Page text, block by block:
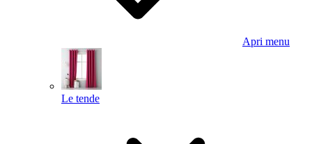
Apri menu
Le tende